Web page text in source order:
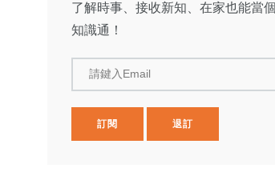
了解時事、接收新知、在家也能當個
知識通！
請鍵入Email
訂閱 退訂